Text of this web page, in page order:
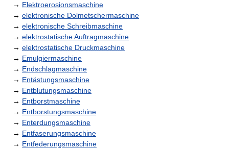
→ Elektroerosionsmaschine
→ elektronische Dolmetschermaschine
→ elektronische Schreibmaschine
→ elektrostatische Auftragmaschine
→ elektrostatische Druckmaschine
→ Emulgiermaschine
→ Endschlagmaschine
→ Entästungsmaschine
→ Entblutungsmaschine
→ Entborstmaschine
→ Entborstungsmaschine
→ Enterdungsmaschine
→ Entfaserungsmaschine
→ Entfederungsmaschine